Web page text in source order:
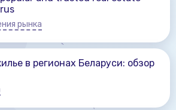
рынка
в регионах Беларуси: обзор